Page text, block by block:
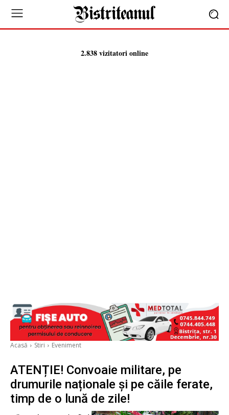
2.838 vizitatori online
Acasă Stiri Eveniment
ATENȚIE! Convoaie militare, pe
drumurile naționale și pe căile ferate,
timp de o lună de zile!